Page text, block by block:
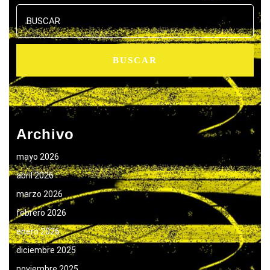
Buscar:
Archivo
mayo 2026
abril 2026
marzo 2026
febrero 2026
enero 2026
diciembre 2025